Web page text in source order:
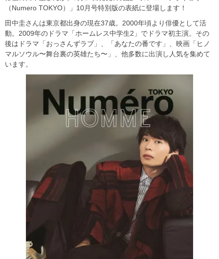
（Numero TOKYO）」10月号特別版の表紙に登場します！
田中圭さんは東京都出身の現在37歳。2000年頃より俳優として活
動。2009年のドラマ「ホームレス中学生2」でドラマ初主演。その
後はドラマ「おっさんずラブ」、「あなたの番です」、映画「ヒノ
マルソウル〜舞台裏の英雄たち〜」、他多数に出演し人気を集めて
います。